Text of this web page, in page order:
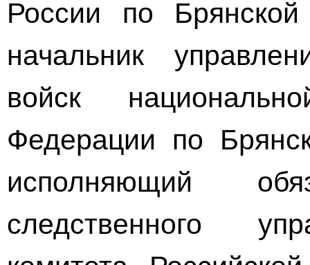
России по
начальник
войск
Федерации по
исполняющий
следственного